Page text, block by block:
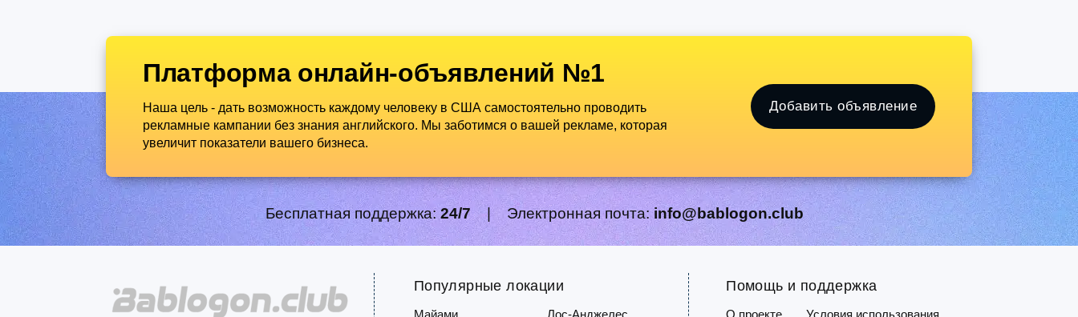
Платформа онлайн-объявлений №1
Наша цель - дать возможность каждому человеку в США самостоятельно проводить
рекламные кампании без знания английского. Мы заботимся о вашей рекламе, которая
увеличит показатели вашего бизнеса.
Добавить объявление
Бесплатная поддержка: 24/7 | Электронная почта: info@bablogon.club
Популярные локации
Майами Лос-Анджелес
Помощь и поддержка
О проекте Условия использования